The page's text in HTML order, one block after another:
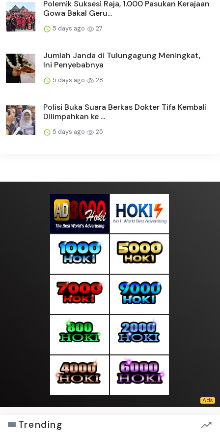
Polemik Suksesi Raja, 1.000 Pasukan Kerajaan
Gowa Bakal Geru...
5 days ago 27
Jumlah Janda di Tulungagung Meningkat,
Ini Penyebabnya
5 days ago 28
Polisi Buka Suara Berkas Dokter Tifa Kembali
Dilimpahkan ke ...
5 days ago 25
Trending